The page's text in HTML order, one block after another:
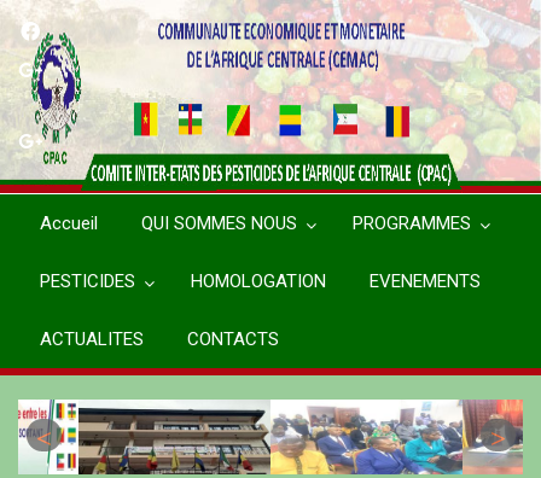
Aller
contenu
principal
Accueil QUI SOMMES NOUS PROGRAMMES
PESTICIDES HOMOLOGATION EVENEMENTS
ACTUALITES CONTACTS